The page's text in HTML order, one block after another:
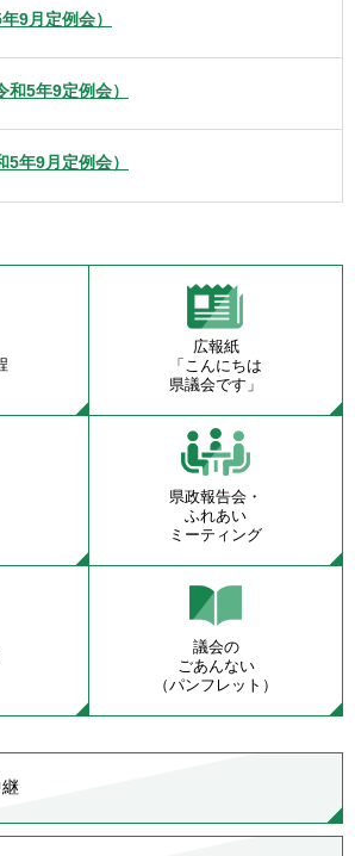
9月定例会）
5年9定例会）
年9月定例会）
広報紙
「こんにちは
県議会です」
県政報告会・
ふれあい
ミーティング
議会の
ごあんない
（パンフレット）